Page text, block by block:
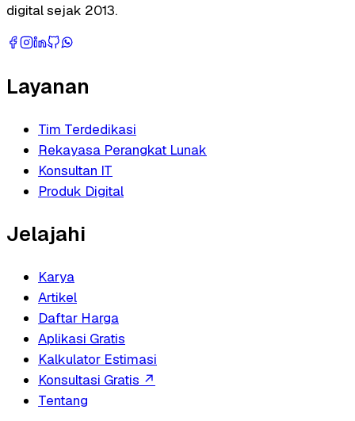
digital sejak 2013.
Layanan
Tim Terdedikasi
Rekayasa Perangkat Lunak
Konsultan IT
Produk Digital
Jelajahi
Karya
Artikel
Daftar Harga
Aplikasi Gratis
Kalkulator Estimasi
Konsultasi Gratis ↗
Tentang